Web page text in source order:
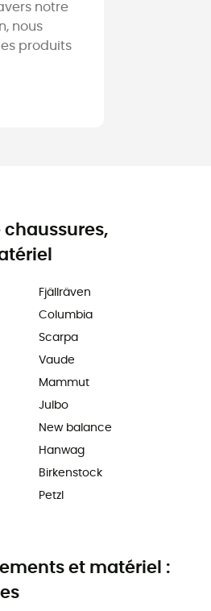
notre
nous
produits
chaussures,
Fjällräven
Columbia
Scarpa
Vaude
Mammut
Julbo
New balance
Hanwag
Birkenstock
Petzl
et matériel :